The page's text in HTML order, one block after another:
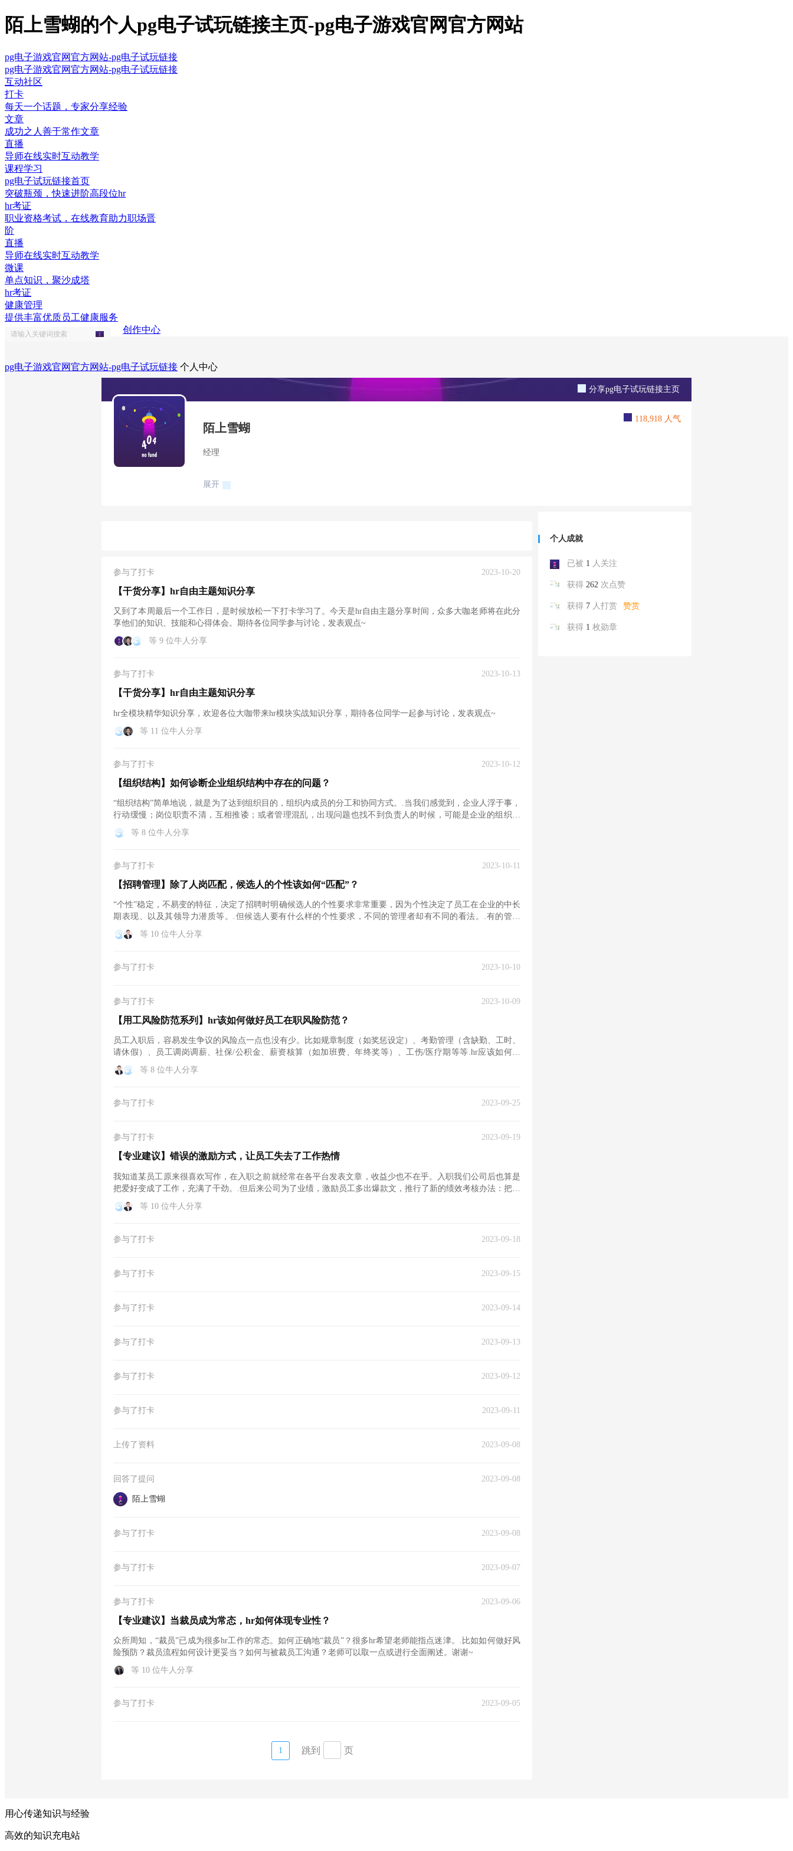
陌上雪蝴的个人pg电子试玩链接主页-pg电子游戏官网官方网站
pg电子游戏官网官方网站-pg电子试玩链接
pg电子游戏官网官方网站-pg电子试玩链接
互动社区
打卡
每天一个话题，专家分享经验
文章
成功之人善于常作文章
直播
导师在线实时互动教学
课程学习
pg电子试玩链接首页
突破瓶颈，快速进阶高段位hr
hr考证
职业资格考试，在线教育助力职场晋
阶
直播
导师在线实时互动教学
微课
单点知识，聚沙成塔
hr考证
健康管理
提供丰富优质员工健康服务
创作中心
pg电子游戏官网官方网站-pg电子试玩链接 个人中心
分享pg电子试玩链接主页
陌上雪蝴
经理
展开
118,918 人气
参与了打卡 2023-10-20
【干货分享】hr自由主题知识分享
又到了本周最后一个工作日，是时候放松一下打卡学习了。今天是hr自由主题分享时间，众多大咖老师将在此分
享他们的知识、技能和心得体会。期待各位同学参与讨论，发表观点~
等 9 位牛人分享
参与了打卡 2023-10-13
【干货分享】hr自由主题知识分享
hr全模块精华知识分享，欢迎各位大咖带来hr模块实战知识分享，期待各位同学一起参与讨论，发表观点~
等 11 位牛人分享
参与了打卡 2023-10-12
【组织结构】如何诊断企业组织结构中存在的问题？
“组织结构”简单地说，就是为了达到组织目的，组织内成员的分工和协同方式。.当我们感觉到，企业人浮于事，
行动缓慢；岗位职责不清，互相推诿；或者管理混乱，出现问题也找不到负责人的时候，可能是企业的组织结
构...
等 8 位牛人分享
参与了打卡 2023-10-11
【招聘管理】除了人岗匹配，候选人的个性该如何“匹配”？
“个性”稳定，不易变的特征，决定了招聘时明确候选人的个性要求非常重要，因为个性决定了员工在企业的中长
期表现、以及其领导力潜质等。.但候选人要有什么样的个性要求，不同的管理者却有不同的看法。.有的管理
者...
等 10 位牛人分享
参与了打卡 2023-10-10
参与了打卡 2023-10-09
【用工风险防范系列】hr该如何做好员工在职风险防范？
员工入职后，容易发生争议的风险点一点也没有少。比如规章制度（如奖惩设定）、考勤管理（含缺勤、工时、
请休假）、员工调岗调薪、社保/公积金、薪资核算（如加班费、年终奖等）、工伤/医疗期等等.hr应该如何做
好...
等 8 位牛人分享
参与了打卡 2023-09-25
参与了打卡 2023-09-19
【专业建议】错误的激励方式，让员工失去了工作热情
我知道某员工原来很喜欢写作，在入职之前就经常在各平台发表文章，收益少也不在乎。入职我们公司后也算是
把爱好变成了工作，充满了干劲。.但后来公司为了业绩，激励员工多出爆款文，推行了新的绩效考核办法：把文
章...
等 10 位牛人分享
参与了打卡 2023-09-18
参与了打卡 2023-09-15
参与了打卡 2023-09-14
参与了打卡 2023-09-13
参与了打卡 2023-09-12
参与了打卡 2023-09-11
上传了资料 2023-09-08
回答了提问 2023-09-08
陌上雪蝴
参与了打卡 2023-09-08
参与了打卡 2023-09-07
参与了打卡 2023-09-06
【专业建议】当裁员成为常态，hr如何体现专业性？
众所周知，“裁员”已成为很多hr工作的常态。如何正确地“裁员”？很多hr希望老师能指点迷津。.比如如何做好风
险预防？裁员流程如何设计更妥当？如何与被裁员工沟通？老师可以取一点或进行全面阐述。谢谢~
等 10 位牛人分享
参与了打卡 2023-09-05
1 跳到 页
个人成就
已被 1 人关注
获得 262 次点赞
获得 7 人打赏 赞赏
获得 1 枚勋章
用心传递知识与经验
高效的知识充电站